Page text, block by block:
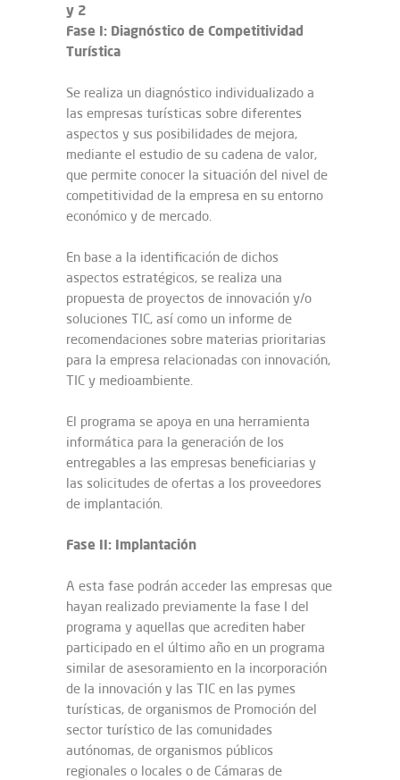
y 2
Fase I: Diagnóstico de Competitividad
Turística
Se realiza un diagnóstico individualizado a
las empresas turísticas sobre diferentes
aspectos y sus posibilidades de mejora,
mediante el estudio de su cadena de valor,
que permite conocer la situación del nivel de
competitividad de la empresa en su entorno
económico y de mercado.
En base a la identificación de dichos
aspectos estratégicos, se realiza una
propuesta de proyectos de innovación y/o
soluciones TIC, así como un informe de
recomendaciones sobre materias prioritarias
para la empresa relacionadas con innovación,
TIC y medioambiente.
El programa se apoya en una herramienta
informática para la generación de los
entregables a las empresas beneficiarias y
las solicitudes de ofertas a los proveedores
de implantación.
Fase II: Implantación
A esta fase podrán acceder las empresas que
hayan realizado previamente la fase I del
programa y aquellas que acrediten haber
participado en el último año en un programa
similar de asesoramiento en la incorporación
de la innovación y las TIC en las pymes
turísticas, de organismos de Promoción del
sector turístico de las comunidades
autónomas, de organismos públicos
regionales o locales o de Cámaras de